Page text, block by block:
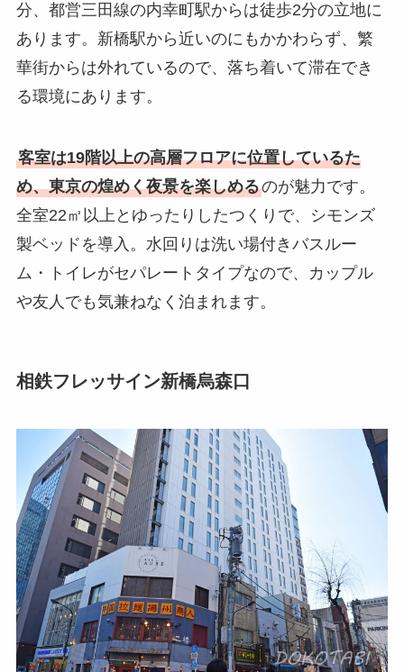
分、都営三田線の内幸町駅からは徒歩2分の立地に
あります。新橋駅から近いのにもかかわらず、繁
華街からは外れているので、落ち着いて滞在でき
る環境にあります。
客室は19階以上の高層フロアに位置しているた
め、東京の煌めく夜景を楽しめるのが魅力です。
全室22㎡以上とゆったりしたつくりで、シモンズ
製ベッドを導入。水回りは洗い場付きバスルー
ム・トイレがセパレートタイプなので、カップル
や友人でも気兼ねなく泊まれます。
相鉄フレッサイン新橋烏森口